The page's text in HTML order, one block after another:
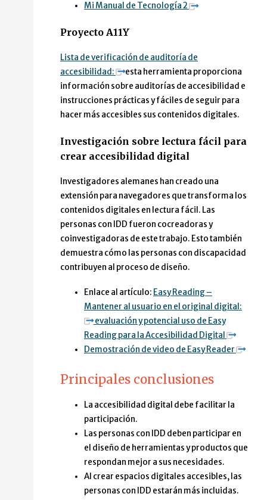
Mi Manual de Tecnología 2
Proyecto A11Y
Lista de verificación de auditoría de
accesibilidad:
esta herramienta proporciona
información sobre auditorías de accesibilidad e
instrucciones prácticas y fáciles de seguir para
hacer más accesibles sus contenidos digitales.
Investigación sobre lectura fácil para
crear accesibilidad digital
Investigadores alemanes han creado una
extensión para navegadores que transforma los
contenidos digitales en lectura fácil. Las
personas con IDD fueron cocreadoras y
coinvestigadoras de este trabajo. Esto también
demuestra cómo las personas con discapacidad
contribuyen al proceso de diseño.
Enlace al artículo: Easy Reading –
Mantener al usuario en el original digital:
evaluación y potencial uso de Easy
Reading para la Accesibilidad Digital
Demostración de video de Easy Reader
Principales conclusiones
La accesibilidad digital debe facilitar la
participación.
Las personas con IDD deben participar en
el diseño de herramientas y productos que
respondan mejor a sus necesidades.
Al crear espacios digitales accesibles, las
personas con IDD estarán más incluidas.